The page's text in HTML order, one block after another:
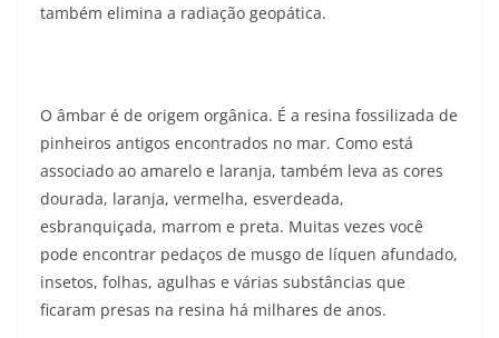
também elimina a radiação geopática.
O âmbar é de origem orgânica. É a resina fossilizada de
pinheiros antigos encontrados no mar. Como está
associado ao amarelo e laranja, também leva as cores
dourada, laranja, vermelha, esverdeada,
esbranquiçada, marrom e preta. Muitas vezes você
pode encontrar pedaços de musgo de líquen afundado,
insetos, folhas, agulhas e várias substâncias que
ficaram presas na resina há milhares de anos.